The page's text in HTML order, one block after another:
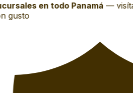
en todo Panamá—
gusto